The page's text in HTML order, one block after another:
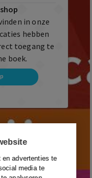
en advertenties te
media te
in onze
hebben
toegang te
boek.